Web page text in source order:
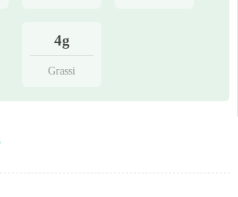
4g
Grassi